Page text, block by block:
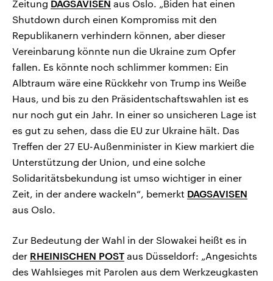
Zeitung DAGSAVISEN aus Oslo. „Biden hat einen
Shutdown durch einen Kompromiss mit den
Republikanern verhindern können, aber dieser
Vereinbarung könnte nun die Ukraine zum Opfer
fallen. Es könnte noch schlimmer kommen: Ein
Albtraum wäre eine Rückkehr von Trump ins Weiße
Haus, und bis zu den Präsidentschaftswahlen ist es
nur noch gut ein Jahr. In einer so unsicheren Lage ist
es gut zu sehen, dass die EU zur Ukraine hält. Das
Treffen der 27 EU-Außenminister in Kiew markiert die
Unterstützung der Union, und eine solche
Solidaritätsbekundung ist umso wichtiger in einer
Zeit, in der andere wackeln“, bemerkt DAGSAVISEN
aus Oslo.
Zur Bedeutung der Wahl in der Slowakei heißt es in
der RHEINISCHEN POST aus Düsseldorf: „Angesichts
des Wahlsieges mit Parolen aus dem Werkzeugkasten